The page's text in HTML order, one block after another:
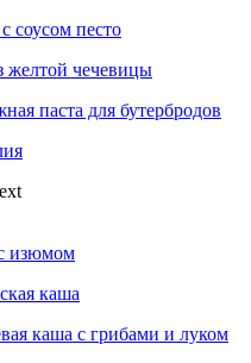
соусом песто
желтой чечевицы
паста для бутербродов
изюмом
каша
каша с грибами и луком